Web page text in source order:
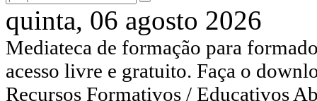
quinta, 06 agosto 2026
Mediateca de formação para
acesso livre e gratuito. Faça o
Recursos Formativos / Educativos